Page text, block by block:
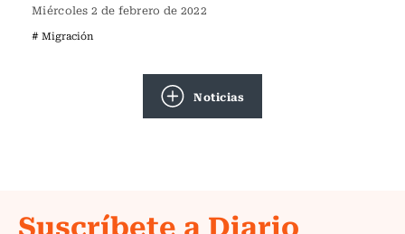
Miércoles 2 de febrero de 2022
# Migración
Noticias